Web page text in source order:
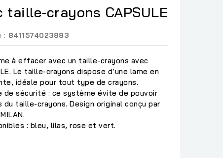
taille-crayons CAPSULE
: 8411574023883
à effacer avec un taille-crayons avec
Le taille-crayons dispose d’une lame en
idéale pour tout type de crayons.
de sécurité : ce système évite de pouvoir
du taille-crayons. Design original conçu par
: bleu, lilas, rose et vert.